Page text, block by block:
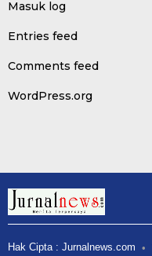
Masuk log
Entries feed
Comments feed
WordPress.org
Hak Cipta : Jurnalnews.com